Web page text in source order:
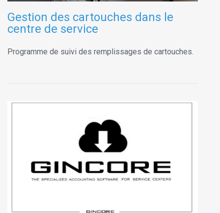
Gestion des cartouches dans le
centre de service
Programme de suivi des remplissages de cartouches.